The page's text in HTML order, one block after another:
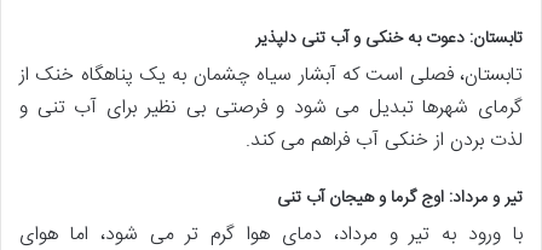
تابستان: دعوت به خنکی و آب تنی دلپذیر
تابستان، فصلی است که آبشار سیاه چشمان به یک پناهگاه خنک از
گرمای شهرها تبدیل می شود و فرصتی بی نظیر برای آب تنی و
لذت بردن از خنکی آب فراهم می کند.
تیر و مرداد: اوج گرما و هیجان آب تنی
با ورود به تیر و مرداد، دمای هوا گرم تر می شود، اما هوای